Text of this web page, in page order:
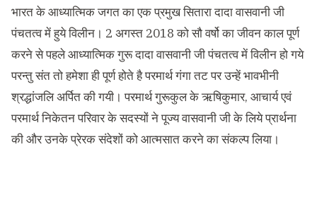
भारत के आध्यात्मिक जगत का एक प्रमुख सितारा दादा वासवानी जी
पंचतत्व में हुये विलीन। 2 अगस्त 2018 को सौ वर्षो का जीवन काल पूर्ण
करने से पहले आध्यात्मिक गुरू दादा वासवानी जी पंचतत्व में विलीन हो गये
परन्तु संत तो हमेशा ही पूर्ण होते है परमार्थ गंगा तट पर उन्हें भावभीनी
श्रद्धांजलि अर्पित की गयी। परमार्थ गुरूकुल के ऋषिकुमार, आचार्य एवं
परमार्थ निकेतन परिवार के सदस्यों ने पूज्य वासवानी जी के लिये प्रार्थना
की और उनके प्रेरक संदेशों को आत्मसात करने का संकल्प लिया।